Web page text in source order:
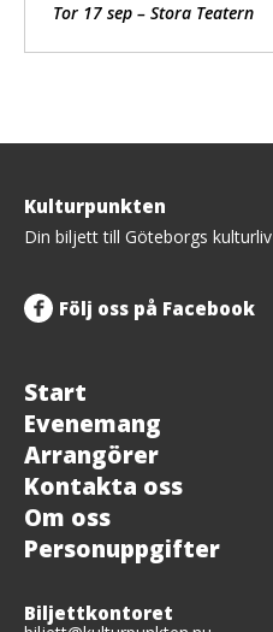
Tor 17 sep – Stora Teatern
Tillbaka
upp
Kulturpunkten
Din biljett till Göteborgs kulturliv
Följ oss på Facebook
Start
Evenemang
Arrangörer
Kontakta oss
Om oss
Personuppgifter
Biljettkontoret